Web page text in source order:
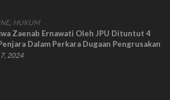
, HUKUM
Zaenab Ernawati Oleh JPU Dituntut 4
Dalam Perkara Dugaan Pengrusakan
2024